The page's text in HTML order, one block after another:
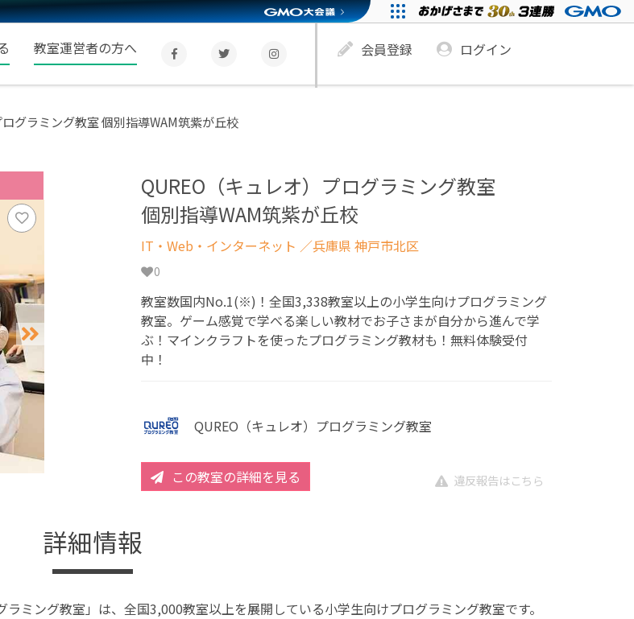
教室運営者の方へ 会員登録 ログイン
グラミング教室 個別指導WAM筑紫が丘校
QUREO（キュレオ）プログラミング教室
個別指導WAM筑紫が丘校
IT・Web・インターネット ／兵庫県 神戸市北区
0
教室数国内No.1(※)！全国3,338教室以上の小学生向けプログラミング
教室。ゲーム感覚で学べる楽しい教材でお子さまが自分から進んで学
ぶ！マインクラフトを使ったプログラミング教材も！無料体験受付
中！
QUREO（キュレオ）プログラミング教室
この教室の詳細を見る 違反報告はこちら
詳細情報
ラミング教室」は、全国3,000教室以上を展開している小学生向けプログラミング教室です。